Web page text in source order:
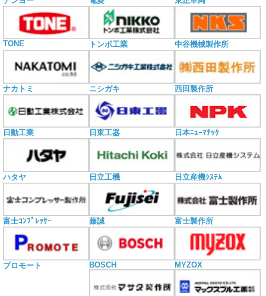
TONE トンボ工業 中谷機械製作所
ナカトミ ニシガキ 西田製作所
日動工業 日東工器 日本ﾆｭｰﾏﾁｯｸ
ハタヤ 日立工機 日立産機ｼｽﾃﾑ
富士ｺﾝﾌﾟﾚｯｻｰ 藤誠 富士製作所
プロモート BOSCH MYZOX